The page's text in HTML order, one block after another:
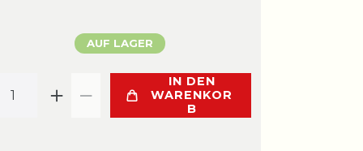
AUF LAGER
IN DEN
WARENKOR
B